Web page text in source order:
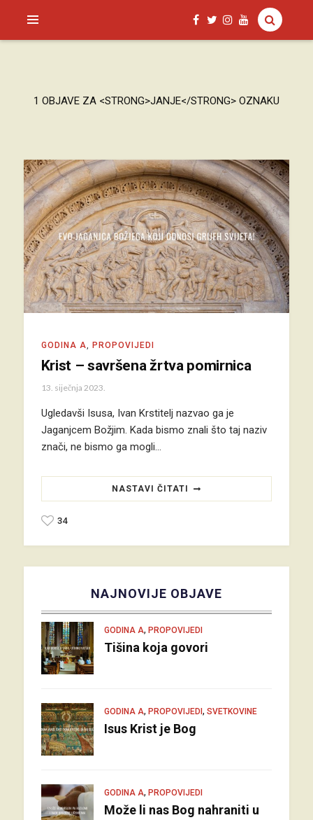
SAGUD.XYZ
1 OBJAVE ZA <STRONG>JANJE</STRONG> OZNAKU
GODINA A PROPOVIJEDI
Krist – savršena žrtva pomirnica
13. siječnja 2023.
Ugledavši Isusa, Ivan Krstitelj nazvao ga je
Jaganjcem Božjim. Kada bismo znali što taj naziv
znači, ne bismo ga mogli…
NASTAVI ČITATI
34
NAJNOVIJE OBJAVE
GODINA A, PROPOVIJEDI
Tišina koja govori
GODINA A, PROPOVIJEDI, SVETKOVINE
Isus Krist je Bog
GODINA A, PROPOVIJEDI
Može li nas Bog nahraniti u